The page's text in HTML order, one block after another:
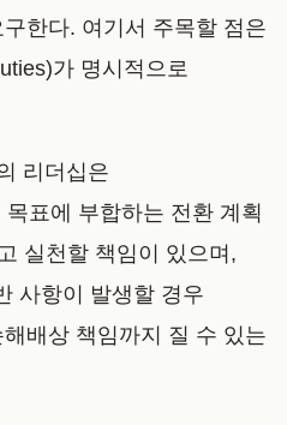
한다. 여기서 주목할 점은
가 명시적으로
리더십은
표에 부합하는 전환 계획
실천할 책임이 있으며,
사항이 발생할 경우
배상 책임까지 질 수 있는